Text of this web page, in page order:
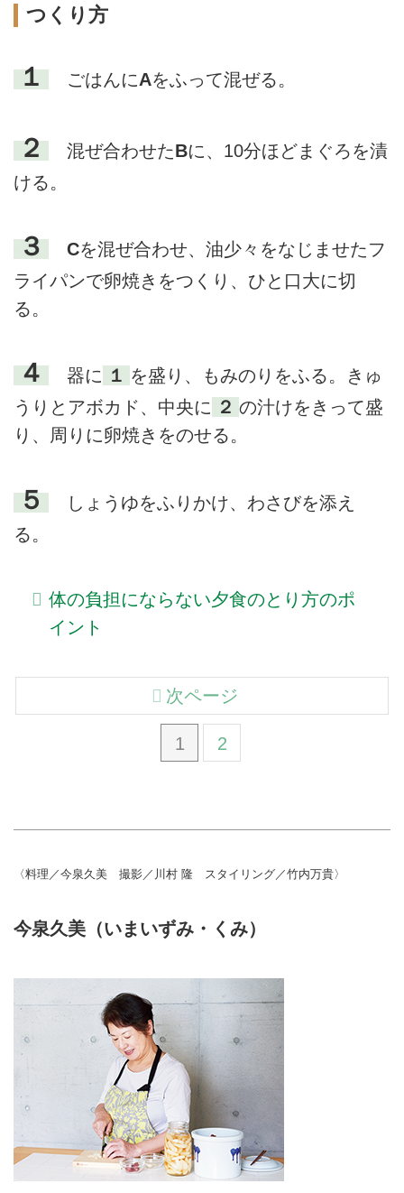
つくり方
１ ごはんにAをふって混ぜる。
２ 混ぜ合わせたBに、10分ほどまぐろを漬
ける。
３ Cを混ぜ合わせ、油少々をなじませたフ
ライパンで卵焼きをつくり、ひと口大に切
る。
４ 器に １ を盛り、もみのりをふる。きゅ
うりとアボカド、中央に ２ の汁けをきって盛
り、周りに卵焼きをのせる。
５
しょうゆをふりかけ、わさびを添え
る。
体の負担にならない夕食のとり方のポ
イント
1 2
次ページ
〈料理／今泉久美 撮影／川村 隆 スタイリング／竹内万貴〉
今泉久美（いまいずみ・くみ）